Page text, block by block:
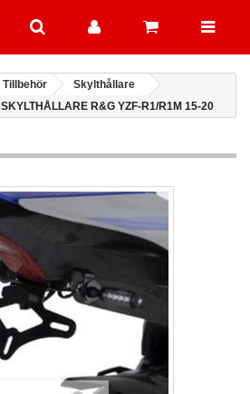
Tillbehör
Skylthållare
SKYLTHÅLLARE R&G YZF-R1/R1M 15-20